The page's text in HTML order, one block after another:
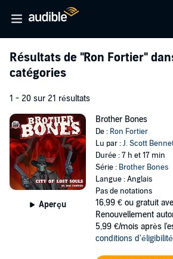
Résultats de "Ron Fortier"
catégories
1 - 20 sur 21 résultats
Aperçu
Brother Bones
De : Ron Fortier
Lu par :J. Scott
Durée : 7 h et 17 min
Série : Brother Bones
Langue : Anglais
Pas de notations
16,99 € ou gratuit
Renouvellement
5,99 €/mois après
conditions d'éligibilité